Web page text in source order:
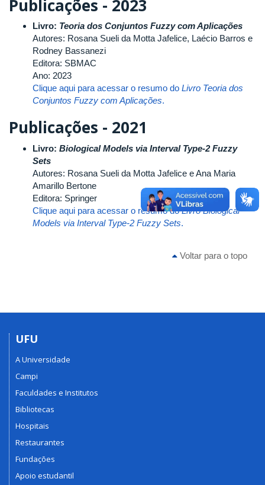
Publicações - 2023
Livro: Teoria dos Conjuntos Fuzzy com Aplicações
Autores: Rosana Sueli da Motta Jafelice, Laécio Barros e
Rodney Bassanezi
Editora: SBMAC
Ano: 2023
Clique aqui para acessar o resumo do Livro Teoria dos
Conjuntos Fuzzy com Aplicações.
Publicações - 2021
Livro: Biological Models via Interval Type-2 Fuzzy
Sets
Autores: Rosana Sueli da Motta Jafelice e Ana Maria
Amarillo Bertone
Editora: Springer
Clique aqui para acessar o resumo doLivro Biological
Models via Interval Type-2 Fuzzy Sets.
Voltar para o topo
UFU
A Universidade
Campi
Faculdades e Institutos
Bibliotecas
Hospitais
Restaurantes
Fundações
Apoio estudantil